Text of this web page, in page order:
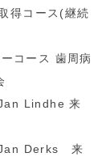
得コース(継続
コース 歯周病
Lindhe 来
Jan Derks 来